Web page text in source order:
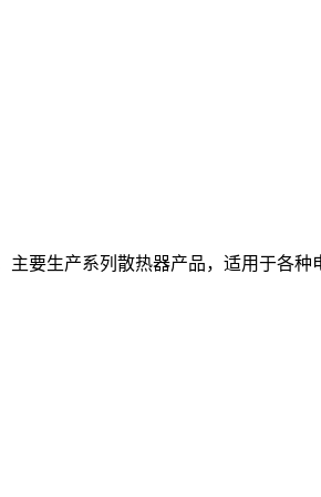
要生产系列散热器产品，适用于各种